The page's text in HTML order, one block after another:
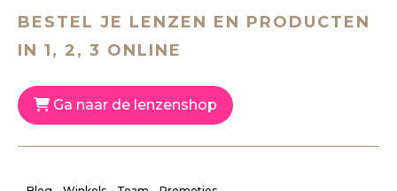
BESTEL JE LENZEN EN PRODUCTEN
IN 1, 2, 3 ONLINE
Ga naar de lenzenshop